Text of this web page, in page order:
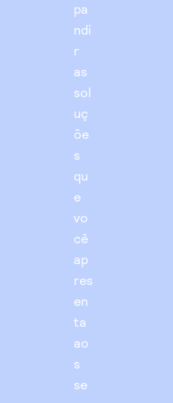
pa
ndi
r
as
sol
uç
õe
s
qu
e
vo
cê
ap
res
en
ta
ao
s
se